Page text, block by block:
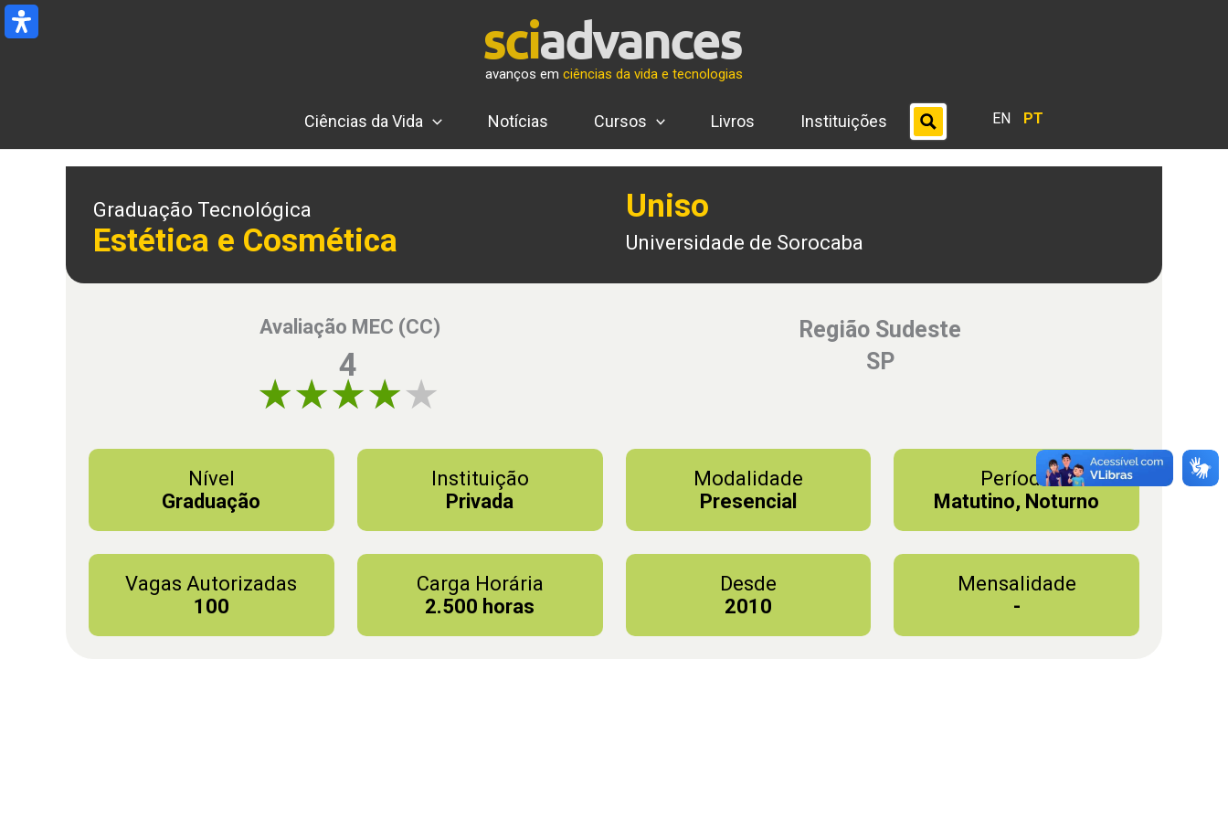
Ir
para
avanços em ciências da vida e tecnologias
Ciências da Vida Notícias Cursos Livros Instituições EN PT
Graduação Tecnológica
Estética e Cosmética
Uniso
Universidade de Sorocaba
Avaliação MEC (CC)
4
Região Sudeste
SP
Nível
Graduação
Instituição
Privada
Modalidade
Presencial
Período
Matutino, Noturno
Vagas Autorizadas
100
Carga Horária
2.500 horas
Desde
2010
Mensalidade
-